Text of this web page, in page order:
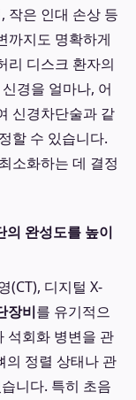
작은 인대 손상 등
까지도 명확하게
리 디스크 환자의
경을 얼마나, 어
신경차단술과 같
할 수 있습니다.
소화하는 데 결정
의 완성도를 높이
(CT), 디지털 X-
장비를 유기적으
석회화 병변을 관
의 정렬 상태나 관
니다. 특히 초음